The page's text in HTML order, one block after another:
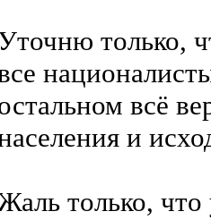
только,
всё
и
только,